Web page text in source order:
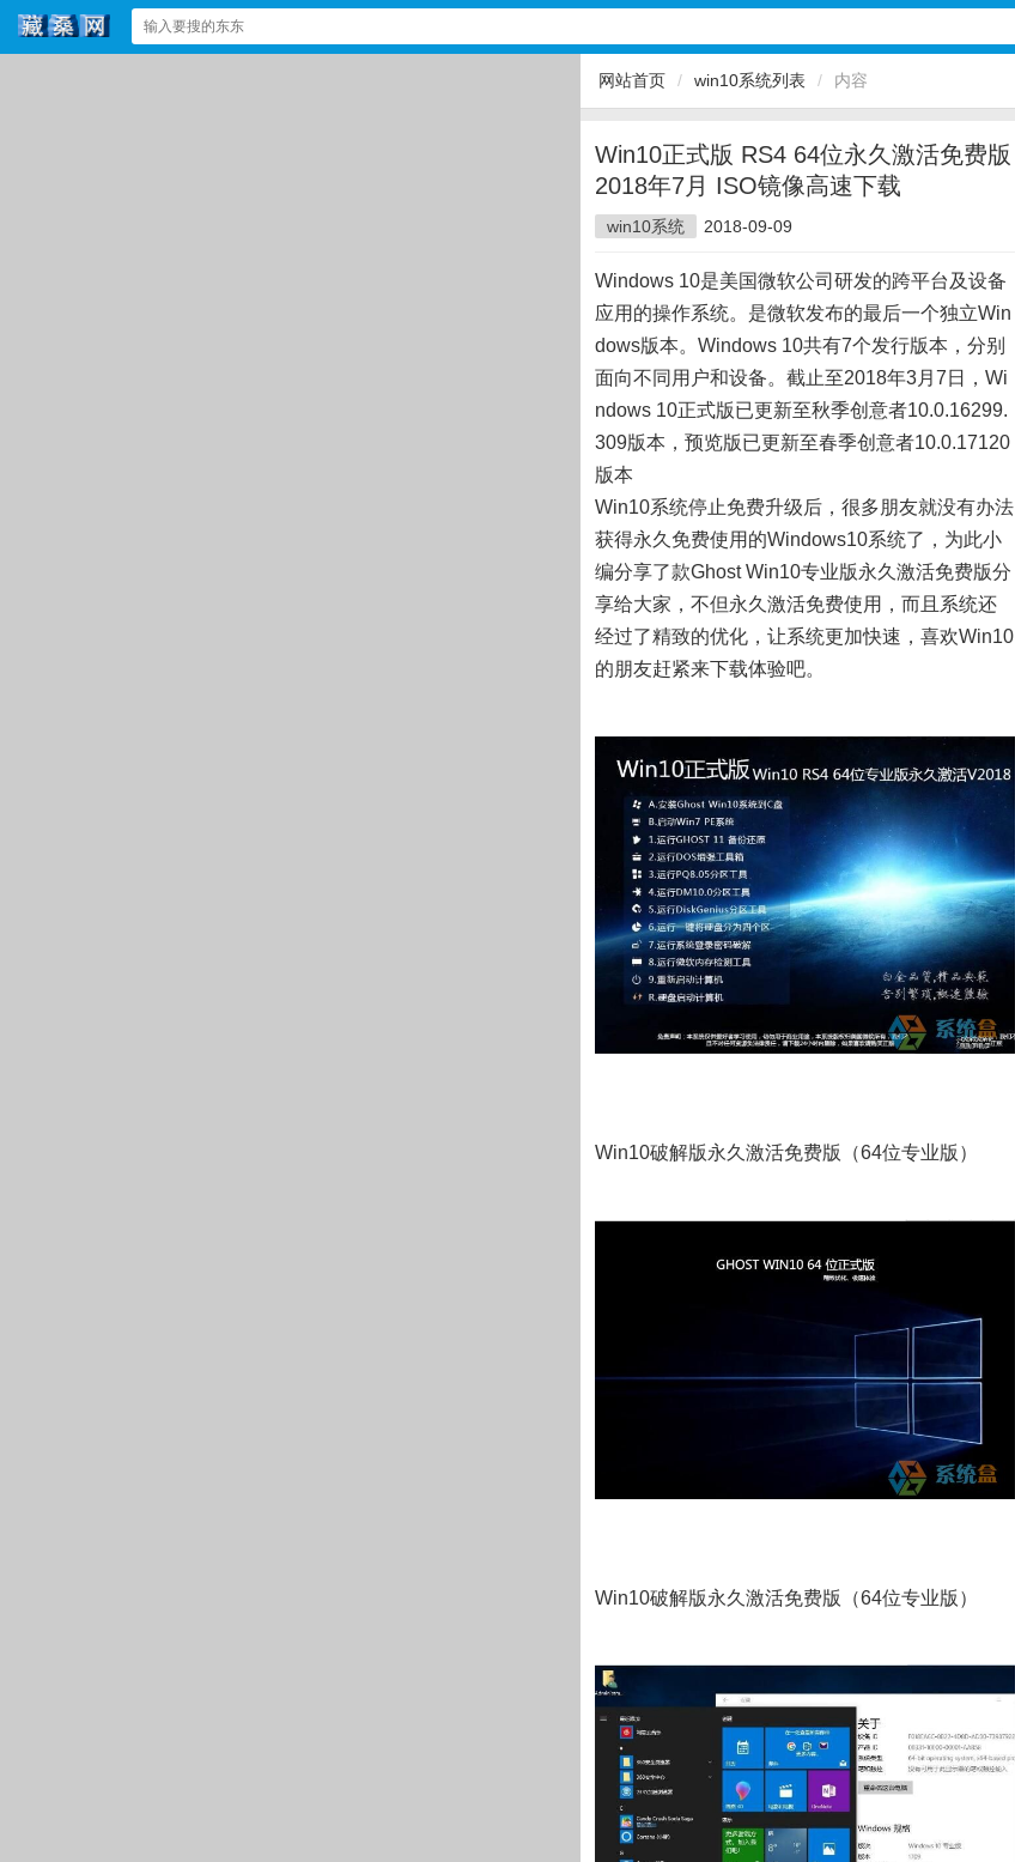
网站首页 / win10系统列表 / 内容
Win10正式版 RS4 64位永久激活免费版
2018年7月 ISO镜像高速下载
win10系统 2018-09-09
Windows 10是美国微软公司研发的跨平台及设备
应用的操作系统。是微软发布的最后一个独立Win
dows版本。Windows 10共有7个发行版本，分别
面向不同用户和设备。截止至2018年3月7日，Wi
ndows 10正式版已更新至秋季创意者10.0.16299.
309版本，预览版已更新至春季创意者10.0.17120
版本
Win10系统停止免费升级后，很多朋友就没有办法
获得永久免费使用的Windows10系统了，为此小
编分享了款Ghost Win10专业版永久激活免费版分
享给大家，不但永久激活免费使用，而且系统还
经过了精致的优化，让系统更加快速，喜欢Win10
的朋友赶紧来下载体验吧。
Win10破解版永久激活免费版（64位专业版）
Win10破解版永久激活免费版（64位专业版）